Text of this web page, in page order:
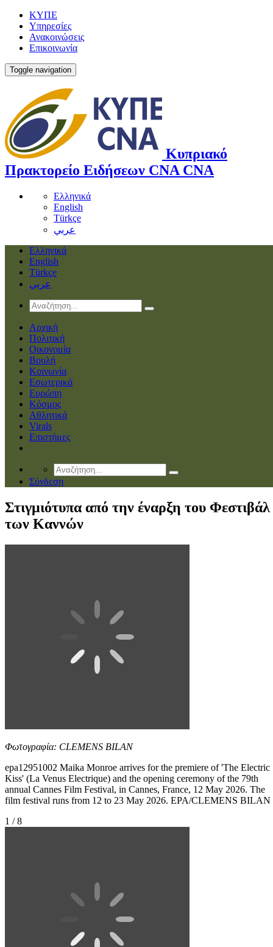
ΚΥΠΕ
Υπηρεσίες
Ανακοινώσεις
Επικοινωνία
Toggle navigation
Κυπριακό
Πρακτορείο Ειδήσεων CNA CNA
Ελληνικά
English
Türkçe
عربي
Ελληνικά
English
Türkçe
عربي
Αρχική
Πολιτική
Οικονομία
Βουλή
Κοινωνία
Εσωτερικά
Ευρώπη
Κόσμος
Αθλητικά
Virals
Επιστήμες
Σύνδεση
Στιγμιότυπα από την έναρξη του Φεστιβάλ
των Καννών
Φωτογραφία: CLEMENS BILAN
epa12951002 Maika Monroe arrives for the premiere of 'The Electric
Kiss' (La Venus Electrique) and the opening ceremony of the 79th
annual Cannes Film Festival, in Cannes, France, 12 May 2026. The
film festival runs from 12 to 23 May 2026. EPA/CLEMENS BILAN
1 / 8